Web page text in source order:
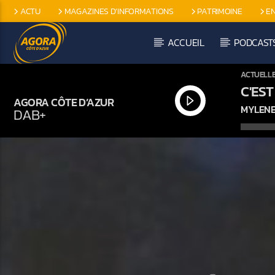
ACTU MAGAZINES D’INFORMATIONS PATRIMOINE
EMISSIONS SPÉCIFIQUES
ACCUEIL
AGORA CÔTE D’AZUR
DAB+